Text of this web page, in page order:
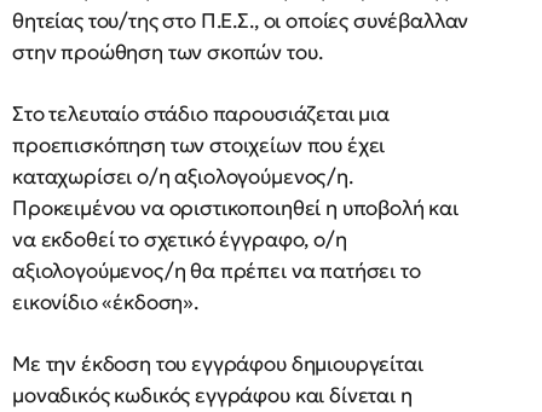
θητείας του/της στο Π.Ε.Σ., οι οποίες συνέβαλλαν
στην προώθηση των σκοπών του.
Στο τελευταίο στάδιο παρουσιάζεται μια
προεπισκόπηση των στοιχείων που έχει
καταχωρίσει ο/η αξιολογούμενος/η.
Προκειμένου να οριστικοποιηθεί η υποβολή και
να εκδοθεί το σχετικό έγγραφο, ο/η
αξιολογούμενος/η θα πρέπει να πατήσει το
εικονίδιο «έκδοση».
Με την έκδοση του εγγράφου δημιουργείται
μοναδικός κωδικός εγγράφου και δίνεται η